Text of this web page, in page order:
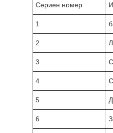
Сериен номер
1
2
3
4
5
6